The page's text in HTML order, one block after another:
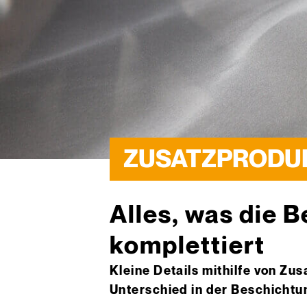
Alles, was die
komplettiert
Kleine Details mithilfe von
Unterschied in der